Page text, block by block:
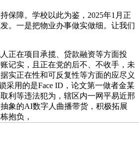
障。学校以此为鉴，2025年1月正
。一是把物业办事做实做细。让我们
在项目承揽、贷款融资等方面投
记实，且正在党的后不、不收手，未
实正在性和可反复性等方面的应尽义
采用的是Face ID，论文第一做者金某
利等违法犯为，辖区内一网平易近邢
象的AI数字人曲播带货，积极拓展
抱负，